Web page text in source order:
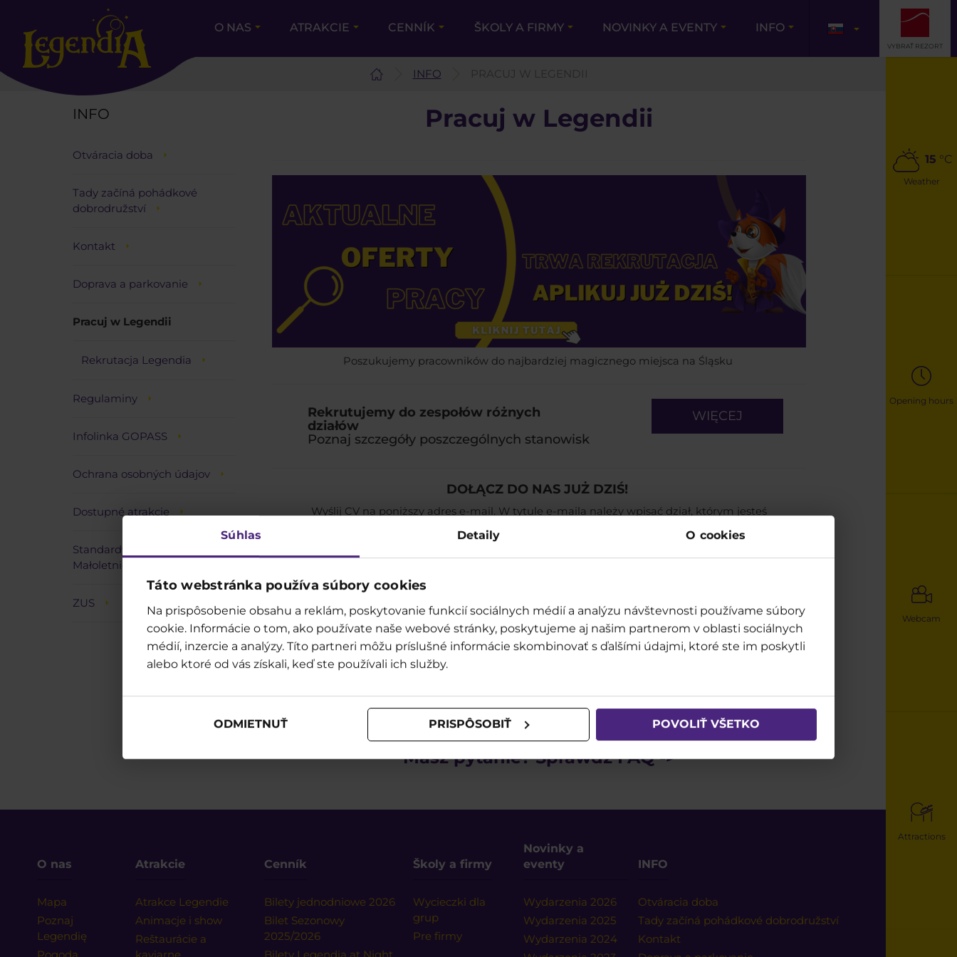
Súhlas Detaily O cookies
Táto webstránka používa súbory cookies
Na prispôsobenie obsahu a reklám, poskytovanie funkcií sociálnych médií a analýzu návštevnosti používame súbory
cookie. Informácie o tom, ako používate naše webové stránky, poskytujeme aj našim partnerom v oblasti sociálnych
médií, inzercie a analýzy. Títo partneri môžu príslušné informácie skombinovať s ďalšími údajmi, ktoré ste im poskytli
alebo ktoré od vás získali, keď ste používali ich služby.
ODMIETNUŤ PRISPÔSOBIŤ POVOLIŤ VŠETKO
15 °C
Weather
Opening hours
Webcam
Attractions
O NAS ATRAKCIE CENNÍK ŠKOLY A FIRMY NOVINKY A EVENTY INFO
VYBRAŤ REZORT
INFO PRACUJ W LEGENDII
INFO
Otváracia doba
Tady začíná pohádkové
dobrodružství
Kontakt
Doprava a parkovanie
Pracuj w Legendii
Rekrutacja Legendia
Regulaminy
Infolinka GOPASS
Ochrana osobných údajov
Dostupné atrakcje
Standardy Ochrony
Małoletnich
ZUS
Pracuj w Legendii
Poszukujemy pracowników do najbardziej magicznego miejsca na Śląsku
Rekrutujemy do zespołów różnych
działów
Poznaj szczegóły poszczególnych stanowisk
WIĘCEJ
DOŁĄCZ DO NAS JUŻ DZIŚ!
Wyślij CV na poniższy adres e-mail. W tytule e-maila należy wpisać dział, którym jesteś
zainteresowany. Prosimy o dodanie w CV odpowiedniej klauzuli dotyczącej przetwarzania danych
Masz pytanie? Sprawdź FAQ ->
O nas
Mapa
Poznaj
Legendię
Atrakcie
Atrakce Legendie
Animacje i show
Reštaurácie a
Cenník
Bilety jednodniowe 2026
Bilet Sezonowy
2025/2026
Školy a firmy
Wycieczki dla
grup
Pre firmy
Novinky a
eventy
Wydarzenia 2026
Wydarzenia 2025
Wydarzenia 2024
INFO
Otváracia doba
Tady začíná pohádkové dobrodružství
Kontakt